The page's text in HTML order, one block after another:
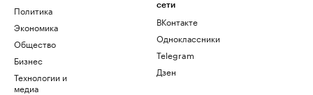
Политика
Экономика
Общество
Бизнес
Технологии и
медиа
сети
ВКонтакте
Одноклассники
Telegram
Дзен